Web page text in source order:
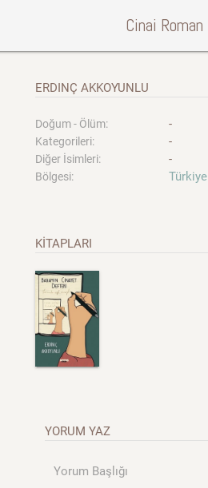
Cinai Roman
ERDINÇ AKKOYUNLU
Doğum - Ölüm: -
Kategorileri: -
Diğer İsimleri: -
Bölgesi: Türkiye
KİTAPLARI
YORUM YAZ
Yorum Başlığı